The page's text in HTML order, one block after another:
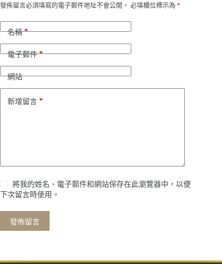
發佈留言必須填寫的電子郵件地址不會公開。 必填欄位標示為 *
名稱*
電子郵件*
網站
新增留言 *
將我的姓名、電子郵件和網站保存在此瀏覽器中，以便
下次留言時使用。
發佈留言